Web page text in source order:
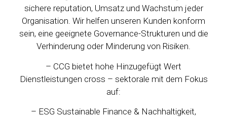
sichere reputation, Umsatz und Wachstum jeder
Organisation. Wir helfen unseren Kunden konform
sein, eine geeignete Governance-Strukturen und die
Verhinderung oder Minderung von Risiken.
– CCG bietet hohe Hinzugefügt Wert
Dienstleistungen cross – sektorale mit dem Fokus
auf:
– ESG Sustainable Finance & Nachhaltigkeit,